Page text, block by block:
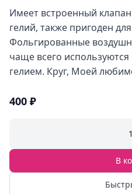
Имеет встроенный
гелий, также пригоден
Фольгированные
чаще всего
гелием. Круг, Моей
400 ₽
1
В